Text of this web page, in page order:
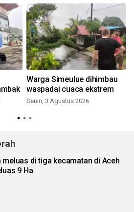
Warga Simeulue dihimbau
waspadai cuaca ekstrem
Senin, 3 Agustus 2026
meluas di tiga kecamatan di Aceh
9 Ha